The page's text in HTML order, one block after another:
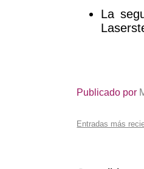
La
Publicado por
Entradas más